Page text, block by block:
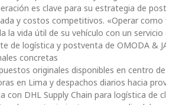
es clave para su estrategia de
y costos competitivos. «Operar como
la vida útil de su vehículo con un servicio
de logística y postventa de OMODA &
concretas
originales disponibles en centro de
en Lima y despachos diarios hacia
con DHL Supply Chain para logística de